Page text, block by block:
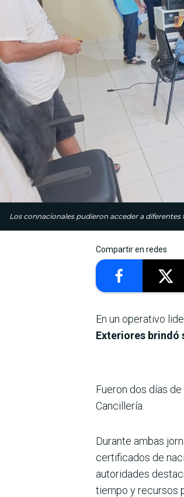
Los connacionales pudieron acceder a
Compartir en redes
En un operativo
Exteriores brindó
Fueron dos días
Cancillería.
Durante ambas
certificados de
autoridades
tiempo y recursos